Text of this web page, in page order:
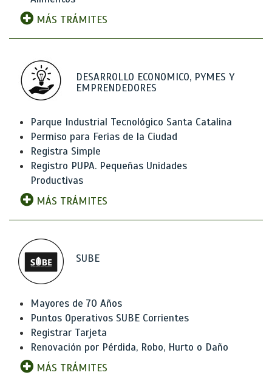
MÁS TRÁMITES
DESARROLLO ECONOMICO, PYMES Y
EMPRENDEDORES
Parque Industrial Tecnológico Santa Catalina
Permiso para Ferias de la Ciudad
Registra Simple
Registro PUPA. Pequeñas Unidades
Productivas
MÁS TRÁMITES
SUBE
Mayores de 70 Años
Puntos Operativos SUBE Corrientes
Registrar Tarjeta
Renovación por Pérdida, Robo, Hurto o Daño
MÁS TRÁMITES